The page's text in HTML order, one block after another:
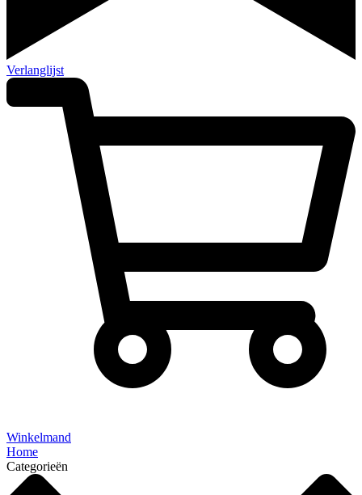
Verlanglijst
Winkelmand
Home
Categorieën